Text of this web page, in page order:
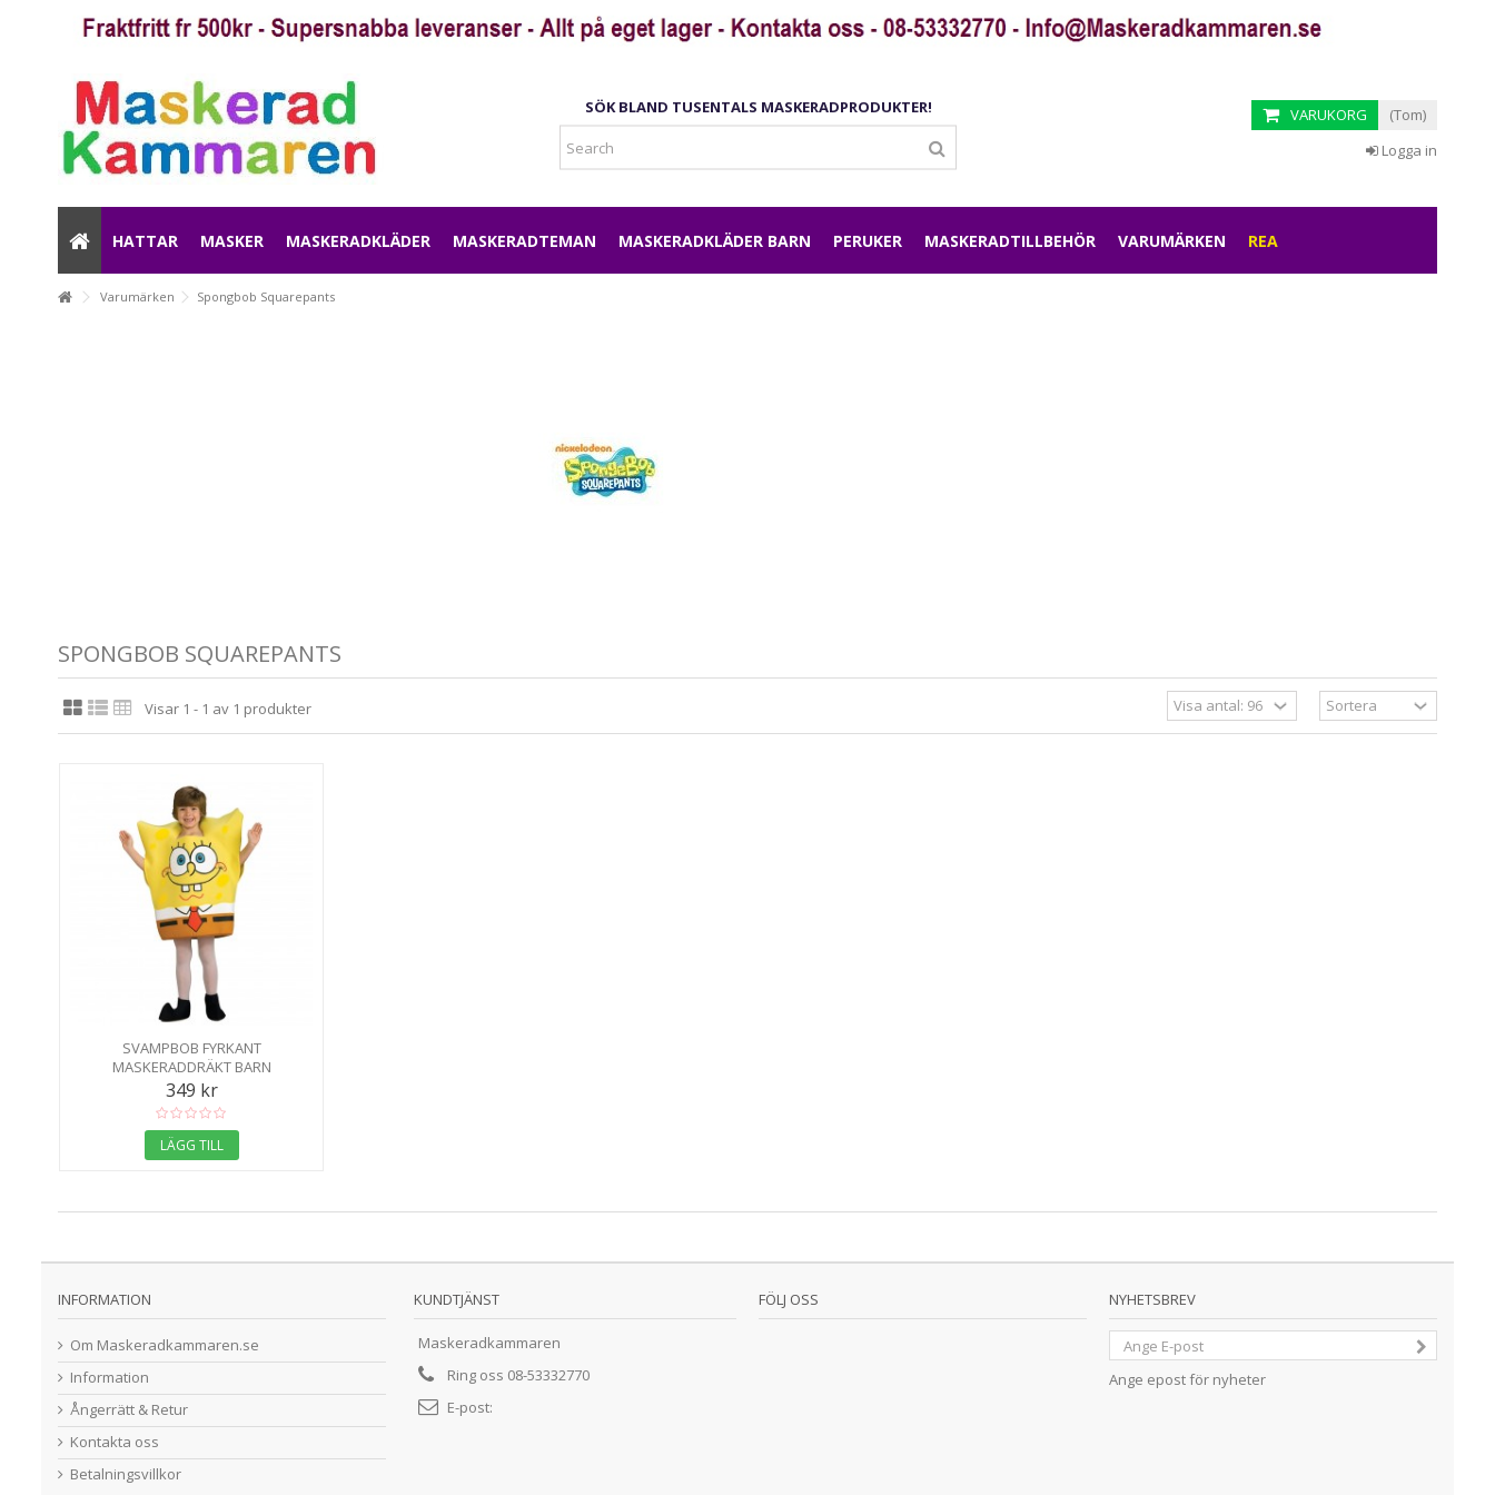
SÖK BLAND TUSENTALS MASKERADPRODUKTER! VARUKORG
(Tom)
Logga in
HATTAR MASKER MASKERADKLÄDER MASKERADTEMAN MASKERADKLÄDER BARN PERUKER MASKERADTILLBEHÖR VARUMÄRKEN REA
Varumärken Spongbob Squarepants
SPONGBOB SQUAREPANTS
Visar 1 - 1 av 1 produkter
SVAMPBOB FYRKANT
MASKERADDRÄKT BARN
349 kr
LÄGG TILL
INFORMATION
Om Maskeradkammaren.se
Information
Ångerrätt & Retur
Kontakta oss
Betalningsvillkor
KUNDTJÄNST
Maskeradkammaren
Ring oss 08-53332770
E-post:
FÖLJ OSS NYHETSBREV
Ange epost för nyheter